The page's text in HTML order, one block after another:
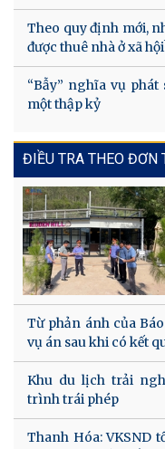
Theo quy định mới,
được thuê nhà ở xã
“Bẫy” nghĩa vụ
một thập kỷ
ĐIỀU TRA THEO ĐƠN
Từ phản ánh của
vụ án sau khi có kết
Khu du lịch trải
trình trái phép
Thanh Hóa: VKSND